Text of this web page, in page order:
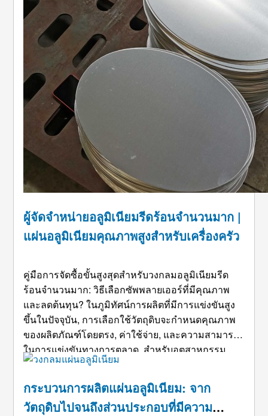
ผู้จัดจำหน่ายอลูมิเนียมรีดร้อนจำนวนมาก |
แผ่นอลูมิเนียมคุณภาพสูงสำหรับเครื่องครัว
คู่มือการจัดซื้อขั้นสูงสุดสำหรับวงกลมอลูมิเนียมรีด
ร้อนจำนวนมาก: วิธีเลือกซัพพลายเออร์ที่มีคุณภาพ
และลดต้นทุน? ในภูมิทัศน์การผลิตที่มีการแข่งขันสูง
ขึ้นในปัจจุบัน, การเลือกใช้วัตถุดิบจะกำหนดคุณภาพ
ของผลิตภัณฑ์โดยตรง, ค่าใช้จ่าย, และความสามารถ
ในการแข่งขันทางการตลาด. สำหรับอุตสาหกรรม
ต่างๆ เช่น เครื่องครัว, แสงสว่าง, ชิ้นส่วนยานยนต์,
และแอปพลิเคชั่นการวาดภาพเชิงลึกมากมาย, วงกล
มอลูมิเนียมรีดร้อนจำนวนมากมี ...
กระบวนการผลิตแผ่นอลูมิเนียม: จาก
วัตถุดิบไปจนถึงส่วนประกอบที่มีความ